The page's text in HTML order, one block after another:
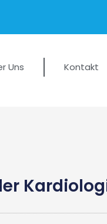
Uns Kontakt